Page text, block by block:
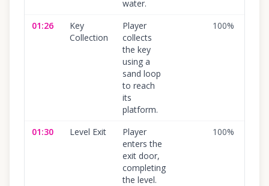
water.
01:26
Key
Collection
Player
collects
the key
using a
sand loop
to reach
its
platform.
100%
01:30 Level Exit
Player
enters the
exit door,
completing
the level.
100%